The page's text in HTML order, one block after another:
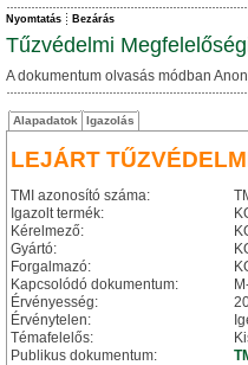
Nyomtatás Bezárás
Tűzvédelmi
A dokumentum olvasás módban
Alapadatok Igazolás
LEJÁRT
TMI azonosító száma:
Igazolt termék:
Kérelmező:
Gyártó:
Forgalmazó:
Kapcsolódó dokumentum:
Érvényesség:
Érvénytelen:
Témafelelős:
Publikus dokumentum: